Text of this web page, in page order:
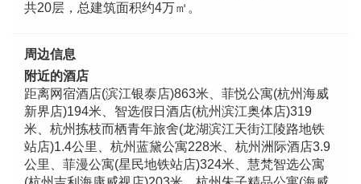
共20层，总建筑面积约4万㎡。
周边信息
附近的酒店
距离网宿酒店(滨江银泰店)863米、菲悦公寓(杭州海威
新界店)194米、智选假日酒店(杭州滨江奥体店)319
米、杭州拣枝而栖青年旅舍(龙湖滨江天街江陵路地铁
站店)1.4公里、杭州蓝黛公寓228米、杭州洲际酒店3.9
公里、菲漫公寓(星民地铁站店)324米、慧梵智选公寓